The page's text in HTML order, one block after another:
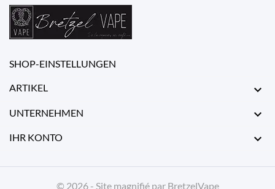
SHOP-EINSTELLUNGEN
ARTIKEL 
UNTERNEHMEN 
IHR KONTO 
© 2026 - Site magnifié par BretzelVape